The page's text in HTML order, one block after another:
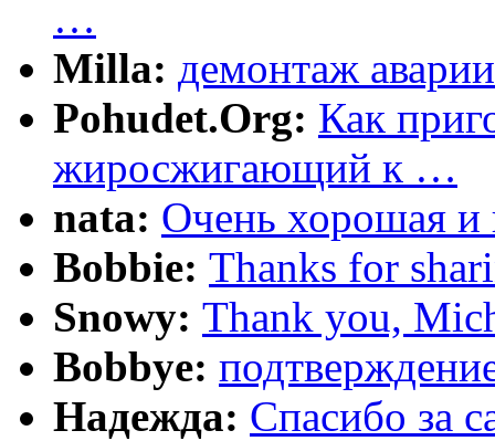
…
Milla: демонтаж
Pohudet.Org: Как
жиросжигающий к …
nata: Очень хорошая и
Bobbie: Thanks for
Snowy: Thank you,
Bobbye:
Надежда: Cпасибо за